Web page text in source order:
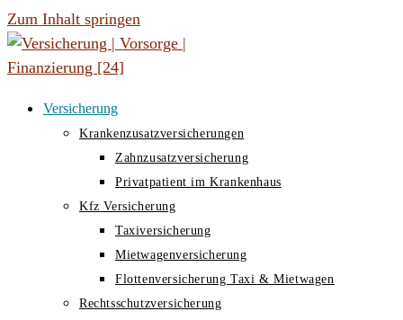
Zum Inhalt springen
Versicherung
Krankenzusatzversicherungen
Zahnzusatzversicherung
Privatpatient im Krankenhaus
Kfz Versicherung
Taxiversicherung
Mietwagenversicherung
Flottenversicherung Taxi & Mietwagen
Rechtsschutzversicherung